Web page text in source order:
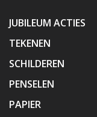
JUBILEUM ACTIES
TEKENEN
SCHILDEREN
PENSELEN
PAPIER